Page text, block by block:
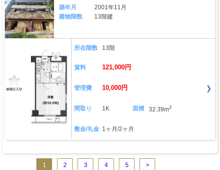
築年月
2001年11月
建物階数
13階建
所在階数 13階
賃料 121,000円
管理費 10,000円
間取り 1K 面積 32.39m2
敷金/礼金 1ヶ月/2ヶ月
1 2 3 4 5 >